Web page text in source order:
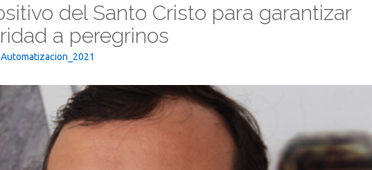
del Santo Cristo para garantizar
a peregrinos
Automatizacion_2021